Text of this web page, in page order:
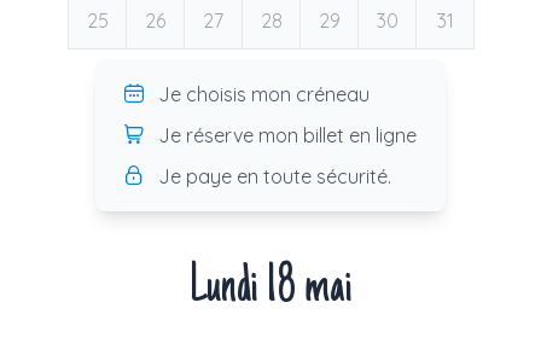
25 26 27 28 29 30 31
Je choisis mon créneau
Je réserve mon billet en ligne
Je paye en toute sécurité.
Lundi 18 mai